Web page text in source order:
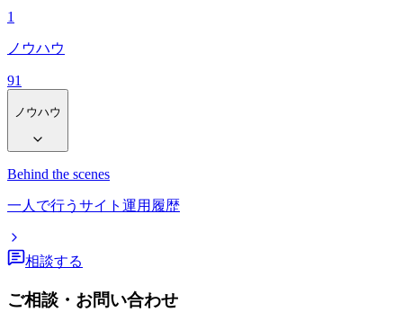
1
ノウハウ
91
ノウハウ
Behind the scenes
一人で行うサイト運用履歴
相談する
ご相談・お問い合わせ